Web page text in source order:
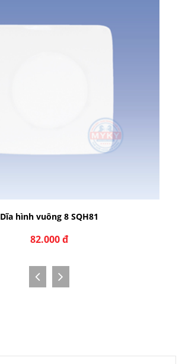
Dĩa hình vuông 8 SQH81
82.000 đ